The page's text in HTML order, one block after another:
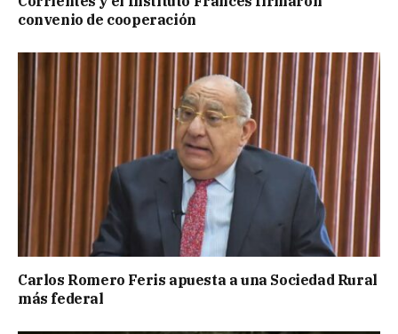
convenio de cooperación
Carlos Romero Feris apuesta a una Sociedad Rural
más federal